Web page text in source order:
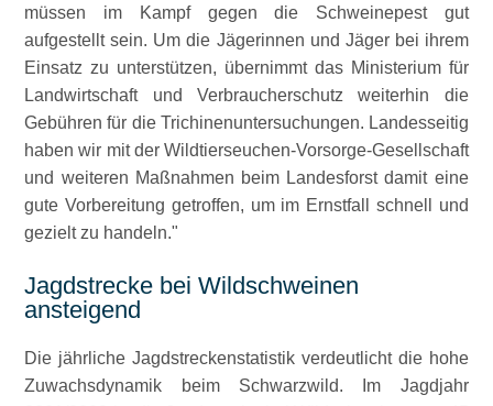
müssen im Kampf gegen die Schweinepest gut
aufgestellt sein. Um die Jägerinnen und Jäger bei ihrem
Einsatz zu unterstützen, übernimmt das Ministerium für
Landwirtschaft und Verbraucherschutz weiterhin die
Gebühren für die Trichinenuntersuchungen. Landesseitig
haben wir mit der Wildtierseuchen-Vorsorge-Gesellschaft
und weiteren Maßnahmen beim Landesforst damit eine
gute Vorbereitung getroffen, um im Ernstfall schnell und
gezielt zu handeln.
Jagdstrecke bei Wildschweinen
ansteigend
Die jährliche Jagdstreckenstatistik verdeutlicht die hohe
Zuwachsdynamik beim Schwarzwild. Im Jagdjahr